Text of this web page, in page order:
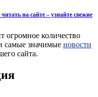
на сайте – узнайте свежие
огромное количество
самые значимые новости
сайта.